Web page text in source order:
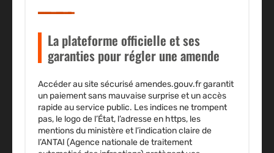
La plateforme officielle et ses
garanties pour régler une amende
Accéder au site sécurisé amendes.gouv.fr garantit
un paiement sans mauvaise surprise et un accès
rapide au service public. Les indices ne trompent
pas, le logo de l’État, l’adresse en https, les
mentions du ministère et l’indication claire de
l’ANTAI (Agence nationale de traitement